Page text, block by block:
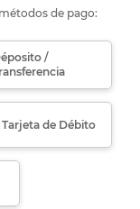
de pago:
/
Tarjeta de Débito